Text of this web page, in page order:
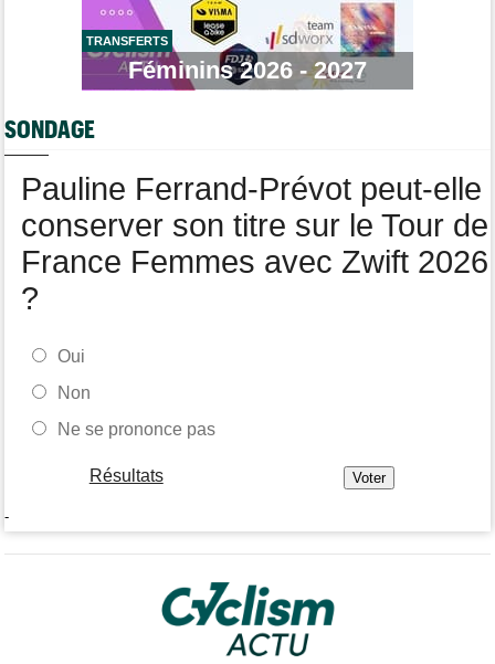
Championnats du Monde
Voici la sélection française pour les Championnats du monde
Transfert
Joe Blackmore devrait rejoindre une armada du WorldTour
Romain Bardet hospitalisé après une chute dans la descente du
TRANSFERTS
Féminins 2026 - 2027
SONDAGE
Pauline Ferrand-Prévot peut-elle
conserver son titre sur le Tour de
France Femmes avec Zwift 2026
?
Oui
Non
Ne se prononce pas
Résultats
-